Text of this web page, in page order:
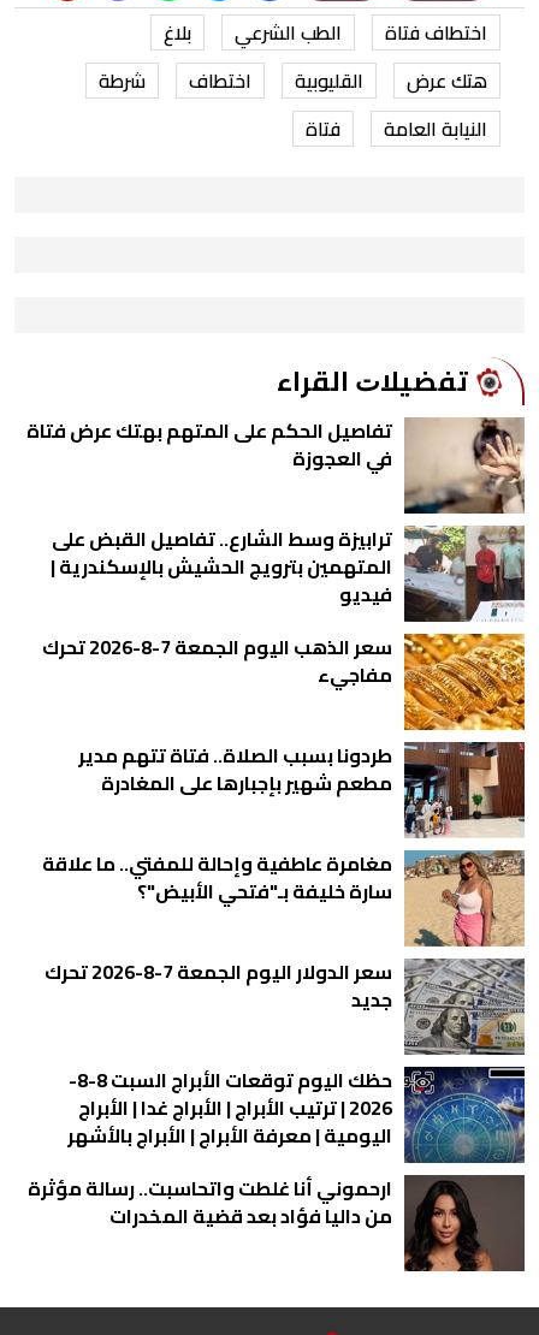
اختطاف فتاة الطب الشرعي
بلاغ
هتك عرض
القليوبية اختطاف
شرطة
النيابة العامة
فتاة
ﺗﻔﻀﻴﻼﺕ اﻟﻘﺮاء
تفاصيل الحكم على المتهم بهتك عرض فتاة
في العجوزة
ترابيزة وسط الشارع.. تفاصيل القبض على
المتهمين بترويج الحشيش بالإسكندرية |
فيديو
سعر الذهب اليوم الجمعة 7-8-2026 تحرك
مفاجيء
طردونا بسبب الصلاة.. فتاة تتهم مدير
مطعم شهير بإجبارها على المغادرة
مغامرة عاطفية وإحالة للمفتي.. ما علاقة
سارة خليفة بـ"فتحي الأبيض"؟
سعر الدولار اليوم الجمعة 7-8-2026 تحرك
جديد
حظك اليوم توقعات الأبراج السبت 8-8-
2026 | ترتيب الأبراج | الأبراج غدا | الأبراج
اليومية | معرفة الأبراج | الأبراج بالأشهر
ارحموني أنا غلطت واتحاسبت.. رسالة مؤثرة
من داليا فؤاد بعد قضية المخدرات